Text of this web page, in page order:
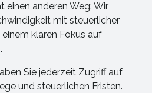
einen anderen Weg: Wir
mit steuerlicher
klaren Fokus auf
Sie jederzeit Zugriff auf
und steuerlichen Fristen.